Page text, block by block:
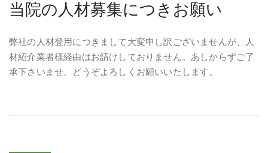
当院の人材募集につきお願い
弊社の人材登用につきまして大変申し訳ございませんが、人
材紹介業者様経由はお請けしておりません。あしからずご了
承下さいませ。どうぞよろしくお願いいたします。